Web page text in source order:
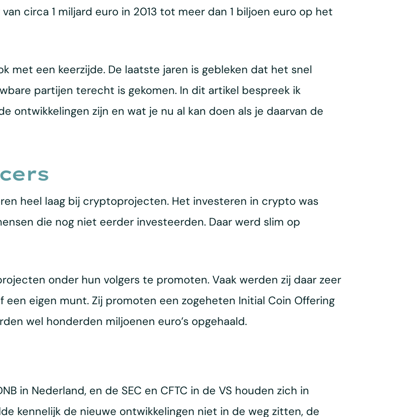
circa 1 miljard euro in 2013 tot meer dan 1 biljoen euro op het
met een keerzijde. De laatste jaren is gebleken dat het snel
partijen terecht is gekomen. In dit artikel bespreek ik
ontwikkelingen zijn en wat je nu al kan doen als je daarvan de
heel laag bij cryptoprojecten. Het investeren in crypto was
die nog niet eerder investeerden. Daar werd slim op
onder hun volgers te promoten. Vaak werden zij daar zeer
eigen munt. Zij promoten een zogeheten Initial Coin Offering
wel honderden miljoenen euro’s opgehaald.
in Nederland, en de SEC en CFTC in de VS houden zich in
kennelijk de nieuwe ontwikkelingen niet in de weg zitten, de